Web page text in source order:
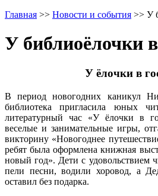
Главная >> Новости и события >> У
У библиоёлочки
У ёлочки в
В период новогодних каникул
библиотека пригласила юных
литературный час «У ёлочки в
веселые и занимательные игры,
викторину «Новогоднее
ребят была оформлена книжная
новый год». Дети с удовольствием
пели песни, водили хоровод, а
оставил без подарка.